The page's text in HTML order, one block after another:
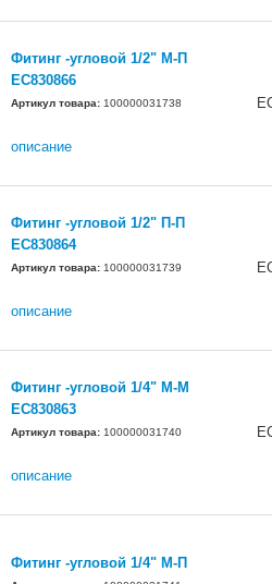
Фитинг -угловой 1/2" М-П
EC830866
Артикул товара: 100000031738
описание
Фитинг -угловой 1/2" П-П
EC830864
Артикул товара: 100000031739
описание
Фитинг -угловой 1/4" М-М
EC830863
Артикул товара: 100000031740
описание
Фитинг -угловой 1/4" М-П